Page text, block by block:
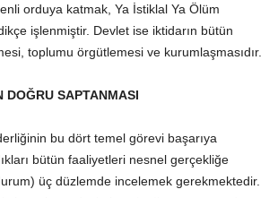
orduya katmak, Ya İstiklal Ya Ölüm
işlenmiştir. Devlet ise iktidarın bütün
toplumu örgütlemesi ve kurumlaşmasıdır.
DOĞRU SAPTANMASI
bu dört temel görevi başarıya
bütün faaliyetleri nesnel gerçekliğe
üç düzlemde incelemek gerekmektedir.